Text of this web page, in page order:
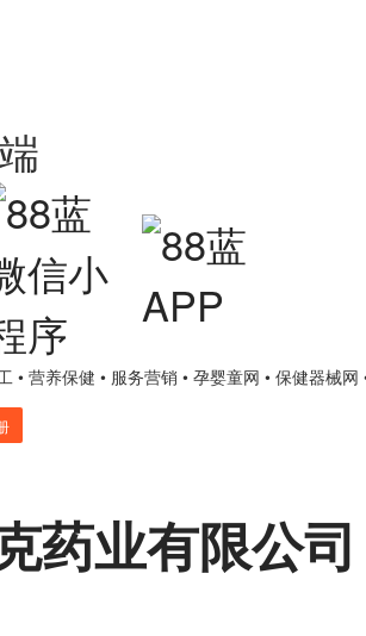
• 营养保健 • 服务营销 • 孕婴童网 • 保健器械网
药业有限公司